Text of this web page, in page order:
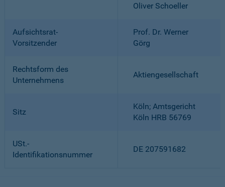
Oliver Schoeller
Aufsichtsrat-
Vorsitzender
Prof. Dr. Werner
Görg
Rechtsform des
Unternehmens
Aktiengesellschaft
Sitz
Köln; Amtsgericht
Köln HRB 56769
USt.-
Identifikationsnummer
DE 207591682